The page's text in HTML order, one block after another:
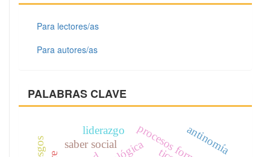
Para lectores/as
Para autores/as
PALABRAS CLAVE
saber social antinomía
liderazgo